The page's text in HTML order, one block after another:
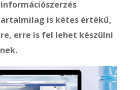
is kétes értékű,
erre is fel lehet készülni